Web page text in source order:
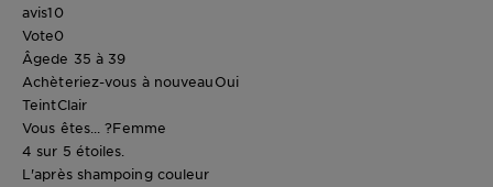
avis10
Vote0
Âgede 35 à 39
Achèteriez-vous à nouveauOui
TeintClair
Vous êtes... ?Femme
4 sur 5 étoiles.
L'après shampoing couleur